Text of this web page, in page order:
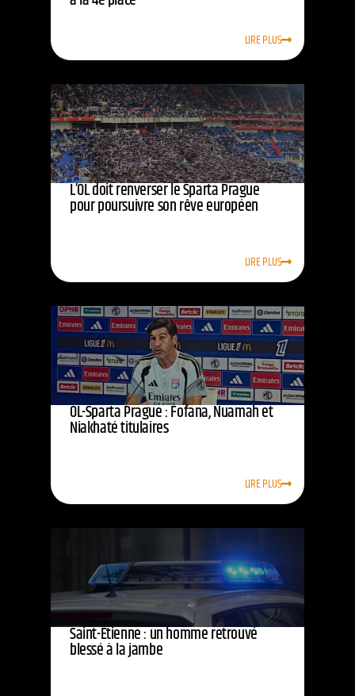
LIRE PLUS
L’OL doit renverser le Sparta Prague
pour poursuivre son rêve européen
LIRE PLUS
OL-Sparta Prague : Fofana, Nuamah et
Niakhaté titulaires
LIRE PLUS
Saint-Étienne : un homme retrouvé
blessé à la jambe